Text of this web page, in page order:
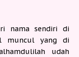
nama sendiri di
muncul yang di
udah